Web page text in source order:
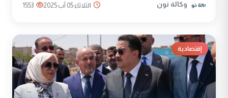
وكالة نون الثلاثاء 05 آب 2025 1553
إقتصادية